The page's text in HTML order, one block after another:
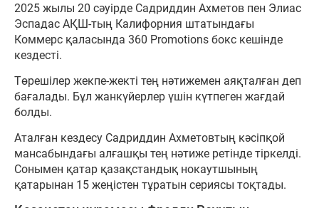
2025 жылы 20 сәуірде Садриддин Ахметов пен Элиас
Эспадас АҚШ-тың Калифорния штатындағы
Коммерс қаласында 360 Promotions бокс кешінде
кездесті.
Төрешілер жекпе-жекті тең нәтижемен аяқталған деп
бағалады. Бұл жанкүйерлер үшін күтпеген жағдай
болды.
Аталған кездесу Садриддин Ахметовтың кәсіпқой
мансабындағы алғашқы тең нәтиже ретінде тіркелді.
Сонымен қатар қазақстандық нокаутшының
қатарынан 15 жеңістен тұратын сериясы тоқтады.